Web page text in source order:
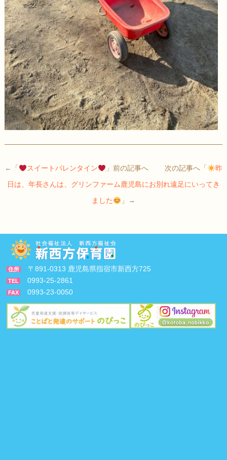
←「 スイートバレンタイン 」前の記事へ 次の記事へ「
昨
日は、年長さんは、グリンファーム鹿児島にお別れ遠足にいってき
ました
」→
住所 〒891-0313 鹿児島県指宿市新西方725
TEL 0993-25-2861
FAX 0993-23-0050